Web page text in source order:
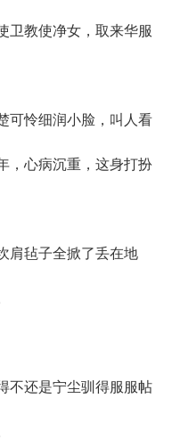
卫教使净女，取来华服
怜细润小脸，叫人看
，心病沉重，这身打扮
毡子全掀了丢在地
还是宁尘驯得服服帖